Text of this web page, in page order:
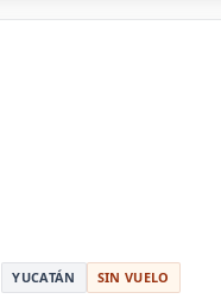
YUCATÁN SIN VUELO